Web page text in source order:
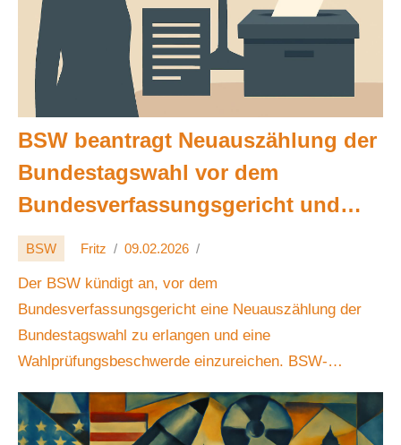
BSW beantragt Neuauszählung der
Bundestagswahl vor dem
Bundesverfassungsgericht und
reicht Wahlprüfungsbeschwerde
ein 🗳️⚖️
BSW Fritz 09.02.2026
Der BSW kündigt an, vor dem
Bundesverfassungsgericht eine Neuauszählung der
Bundestagswahl zu erlangen und eine
Wahlprüfungsbeschwerde einzureichen. BSW-